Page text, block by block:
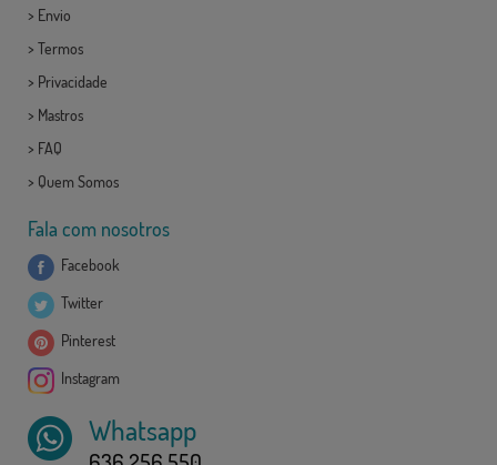
> Envio
> Termos
> Privacidade
> Mastros
> FAQ
> Quem Somos
Fala com nosotros
Facebook
Twitter
Pinterest
Instagram
Whatsapp